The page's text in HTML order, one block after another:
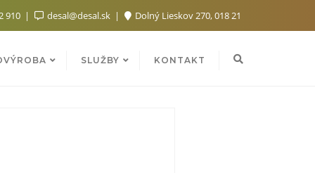
910 desal@desal.sk Dolný Lieskov 270, 018 21
SLUŽBY KONTAKT